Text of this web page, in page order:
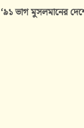
‘৯১ ভাগ মুসলমানের